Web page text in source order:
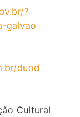
?
galvao
duod
Cultural